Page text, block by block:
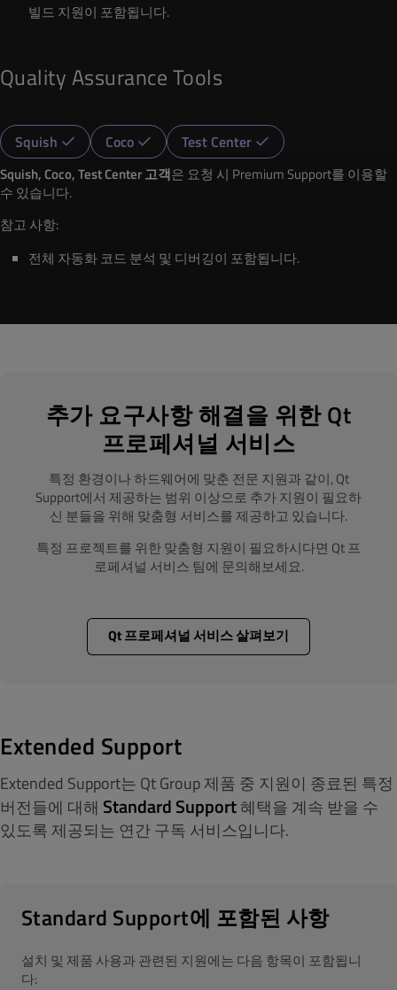
빌드 지원이 포함됩니다.
Quality Assurance Tools
Squish Coco Test Center
Squish, Coco, Test Center 고객은 요청 시 Premium Support를 이용할
수 있습니다.
참고 사항:
전체 자동화 코드 분석 및 디버깅이 포함됩니다.
추가 요구사항 해결을 위한 Qt
프로페셔널 서비스
특정 환경이나 하드웨어에 맞춘 전문 지원과 같이, Qt
Support에서 제공하는 범위 이상으로 추가 지원이 필요하
신 분들을 위해 맞춤형 서비스를 제공하고 있습니다.
특정 프로젝트를 위한 맞춤형 지원이 필요하시다면 Qt 프
로페셔널 서비스 팀에 문의해보세요.
Qt 프로페셔널 서비스 살펴보기
Extended Support
Extended Support는 Qt Group 제품 중 지원이 종료된 특정
버전들에 대해 Standard Support혜택을 계속 받을 수
있도록 제공되는 연간 구독 서비스입니다.
Standard Support에 포함된 사항
설치 및 제품 사용과 관련된 지원에는 다음 항목이 포함됩니
다: